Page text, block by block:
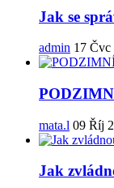
Jak se
admin 17 Čvc
mata.l 09 Říj
Jak